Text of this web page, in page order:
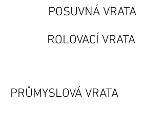
POSUVNÁ VRATA
ROLOVACÍ VRATA
PRŮMYSLOVÁ VRATA